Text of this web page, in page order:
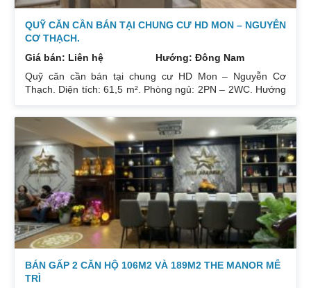
QUỸ CĂN CẦN BÁN TẠI CHUNG CƯ HD MON – NGUYỄN
CƠ THẠCH.
Giá bán: Liên hệ
Hướng: Đông Nam
Quỹ căn cần bán tại chung cư HD Mon – Nguyễn Cơ
Thạch. Diện tích: 61,5 m². Phòng ngủ: 2PN – 2WC. Hướng
Giá: 3 tỷ. Diện tích: 67 m². Phòng ngủ: 2PN 2WC. Hướng
ban công: Đông Nam. Nội thất: Nhà full đồ đẹp, Có sổ. Giá:
3 tỷ 250. Diện tích: 86 m². Phòng ngủ: 2PN 2WC. Hướng
ban công: Tây tứ trạch. Nội thất: Nhà full đồ. Có sổ. Giá: 4
tỷ.
BÁN GẤP 2 CĂN HỘ 106M2 VÀ 189M2 THE MANOR MỄ
TRÌ